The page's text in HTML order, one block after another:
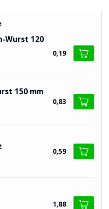
Wurst 120
0,19
150 mm
0,83
0,59
1,88